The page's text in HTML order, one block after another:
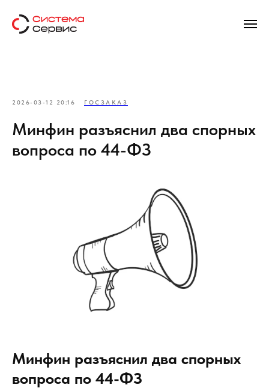
2026-03-12 20:16 ГОСЗАКАЗ
Минфин разъяснил два спорных
вопроса по 44-ФЗ
Минфин разъяснил два спорных
вопроса по 44-ФЗ